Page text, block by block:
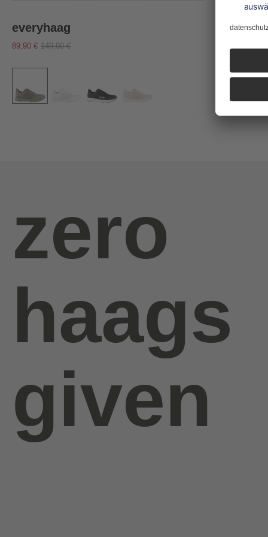
everyhaag
89,90 € 149,90 €
zero
haags
given